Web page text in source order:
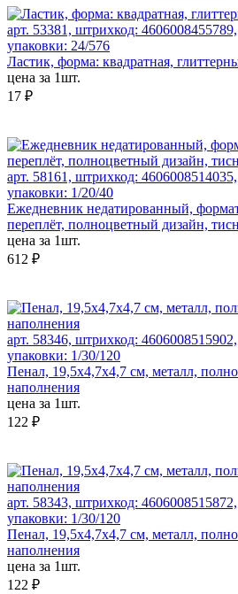
арт. 53381, штрихкод: 4606008455789,
упаковки: 24/576
Ластик, форма: квадратная,
цена за 1шт.
17 ₽
арт. 58161, штрихкод: 4606008514035,
упаковки: 1/20/40
Ежедневник недатированный,
переплёт, полноцветный дизайн,
цена за 1шт.
612 ₽
арт. 58346, штрихкод: 4606008515902,
упаковки: 1/30/120
Пенал, 19,5x4,7x4,7 см, металл,
наполнения
цена за 1шт.
122 ₽
арт. 58343, штрихкод: 4606008515872,
упаковки: 1/30/120
Пенал, 19,5x4,7x4,7 см, металл,
наполнения
цена за 1шт.
122 ₽